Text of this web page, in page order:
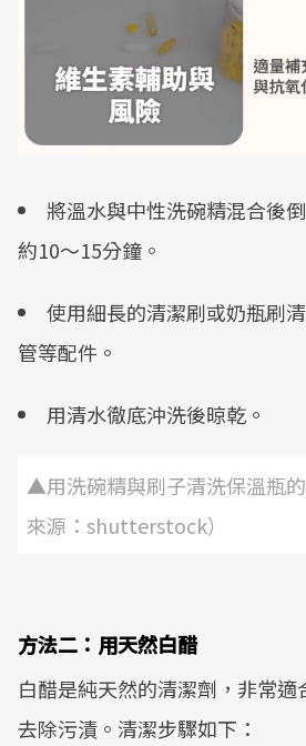
將溫水與中性洗碗精混合後
約10～15分鐘。
使用細長的清潔刷或奶瓶刷
管等配件。
用清水徹底沖洗後晾乾。
▲用洗碗精與刷子清洗保溫瓶
來源：shutterstock）
方法二：用天然白醋
白醋是純天然的清潔劑，非常適
去除污漬。清潔步驟如下：